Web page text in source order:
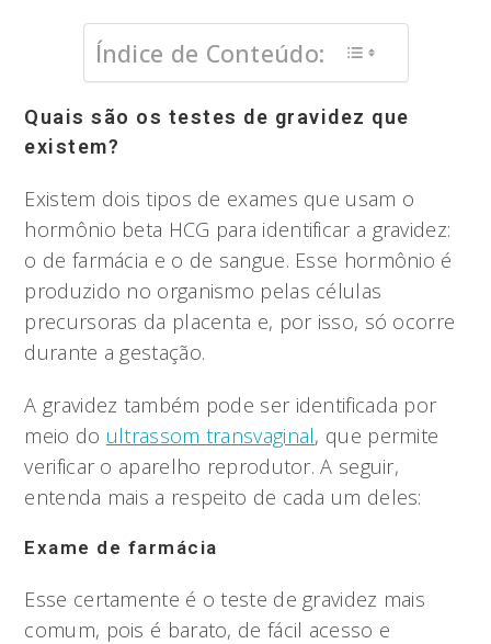
Índice de Conteúdo:
Quais são os testes de gravidez que
existem?
Existem dois tipos de exames que usam o
hormônio beta HCG para identificar a gravidez:
o de farmácia e o de sangue. Esse hormônio é
produzido no organismo pelas células
precursoras da placenta e, por isso, só ocorre
durante a gestação.
A gravidez também pode ser identificada por
meio do ultrassom transvaginal, que permite
verificar o aparelho reprodutor. A seguir,
entenda mais a respeito de cada um deles:
Exame de farmácia
Esse certamente é o teste de gravidez mais
comum, pois é barato, de fácil acesso e